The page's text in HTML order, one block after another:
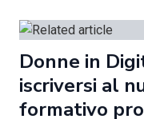
Donne in
iscriversi al
formativo